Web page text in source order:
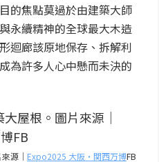
的焦點莫過於由建築大師
永續精神的全球最大木造
迴廊該原地保存、拆解利
為許多人心中懸而未決的
源｜ Expo2025 大阪・関西万博FB